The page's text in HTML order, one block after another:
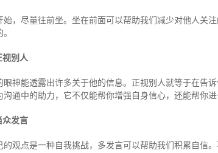
始，尽量往前坐。坐在前面可以帮助我们减少对他人关
视别人
眼神能透露出许多关于他的信息。正视别人就等于在告
沟通中的助力，它不仅能帮你增强自身信心，还能帮你进
众发言
的观点是一种自我挑战，多发言可以帮助我们积累自信